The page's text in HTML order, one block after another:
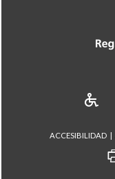
ACCESIBILIDAD